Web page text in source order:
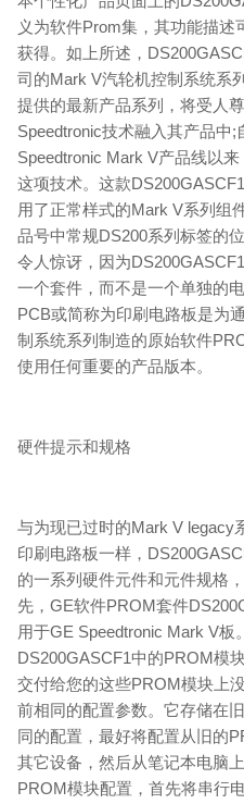
义为软件Prom集，其功能描述
获得。如上所述，
司的Mark V汽轮机控制系统系
提供的最新产品系列，将受人
Speedtronic技术融入其产品中;
Speedtronic Mark V产品线以
这项技术。这款
用了正常样式的Mark V系列组
品号中常规DS200系列标签的
令人惊讶，因为
一个套件，而不是一个单独的
PCB或简称为印刷电路板是为
制系统系列制造的原始软件
使用任何重要的产品版本。
硬件提示和规格
与为现已过时的Mark V legacy
印刷电路板一样，
的一系列硬件元件和元件规格
先，GE软件PROM套件
用于GE Speedtronic Mark V
DS200GASCF1中的PROM模
交付给您的这些PROM模块上
前相同的配置参数。它存储在
同的配置，最好将配置从旧的
其它设备，然后从笔记本电脑
PROM模块配置，首先将串行